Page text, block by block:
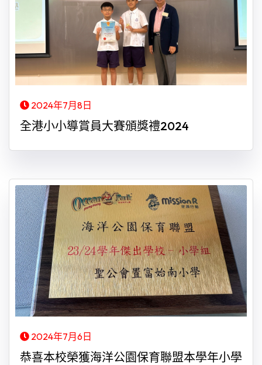
2024年7月8日
全港小小導賞員大賽頒獎禮2024
2024年7月6日
恭喜本校榮獲海洋公園保育聯盟本學年小學